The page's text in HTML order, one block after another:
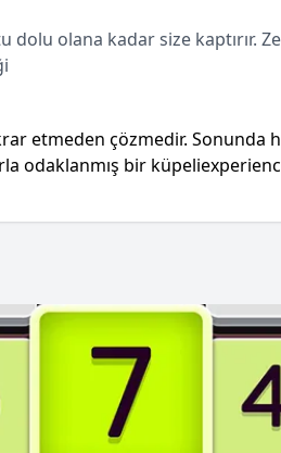
olana kadar size kaptırır.
etmeden çözmedir.
odaklanmış bir